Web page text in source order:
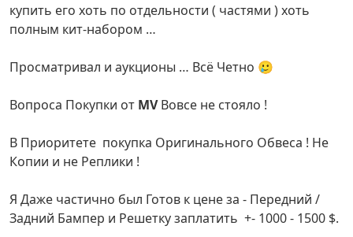
купить его хоть по отдельности ( частями ) хоть
полным кит-набором …
Просматривал и аукционы … Всё Четно 🥲
Вопроса Покупки от MVВовсе не стояло !
В Приоритете покупка Оригинального Обвеса ! Не
Копии и не Реплики !
Я Даже частично был Готов к цене за - Передний /
Задний Бампер и Решетку заплатить +- 1000 - 1500 $.